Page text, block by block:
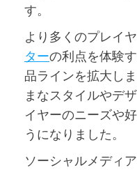
す。
より多くのプレイ
ターの利点を体験
品ラインを拡大し
まなスタイルやデ
イヤーのニーズや
うになりました。
ソーシャルメディ